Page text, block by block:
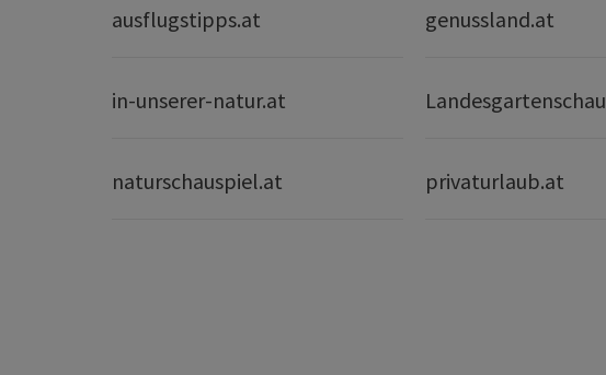
ausflugstipps.at genussland.at
in-unserer-natur.at Landesgartenschau
naturschauspiel.at privaturlaub.at